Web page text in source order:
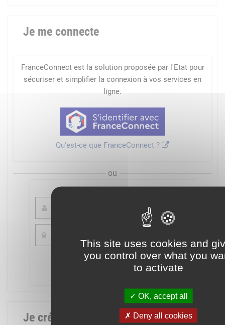
This site uses cookies and
you control over what you
to activate
OK, accept all
Deny all cookies
Je me connecte
FranceConnect est la solution proposée par l'Etat pour
sécuriser et simplifier la connexion à vos services en
ligne.
Qu'est-ce que FranceConnect ?
ou
Mot de passe oublié ?
Je crée mon compte